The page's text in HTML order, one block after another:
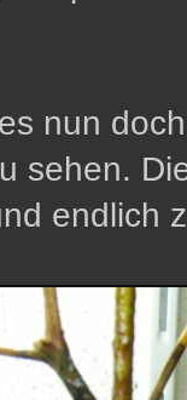
nun
sehen.
endlich